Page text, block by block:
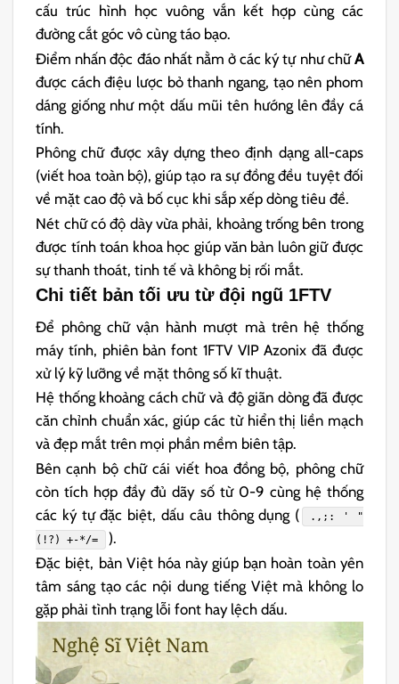
cấu trúc hình học vuông vắn kết hợp cùng các
đường cắt góc vô cùng táo bạo.
Điểm nhấn độc đáo nhất nằm ở các ký tự như chữA
được cách điệu lược bỏ thanh ngang, tạo nên phom
dáng giống như một dấu mũi tên hướng lên đầy cá
tính.
Phông chữ được xây dựng theo định dạng all-caps
(viết hoa toàn bộ), giúp tạo ra sự đồng đều tuyệt đối
về mặt cao độ và bố cục khi sắp xếp dòng tiêu đề.
Nét chữ có độ dày vừa phải, khoảng trống bên trong
được tính toán khoa học giúp văn bản luôn giữ được
sự thanh thoát, tinh tế và không bị rối mắt.
Chi tiết bản tối ưu từ đội ngũ 1FTV
Để phông chữ vận hành mượt mà trên hệ thống
máy tính, phiên bản font 1FTV VIP Azonix đã được
xử lý kỹ lưỡng về mặt thông số kĩ thuật.
Hệ thống khoảng cách chữ và độ giãn dòng đã được
căn chỉnh chuẩn xác, giúp các từ hiển thị liền mạch
và đẹp mắt trên mọi phần mềm biên tập.
Bên cạnh bộ chữ cái viết hoa đồng bộ, phông chữ
còn tích hợp đầy đủ dãy số từ 0-9 cùng hệ thống
các ký tự đặc biệt, dấu câu thông dụng (
.,;: ' "
(!?) +-*/=
).
Đặc biệt, bản Việt hóa này giúp bạn hoàn toàn yên
tâm sáng tạo các nội dung tiếng Việt mà không lo
gặp phải tình trạng lỗi font hay lệch dấu.